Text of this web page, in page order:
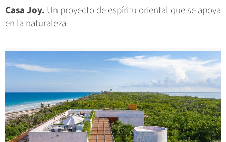
Casa Joy. Un proyecto de espíritu oriental que se apoya
en la naturaleza